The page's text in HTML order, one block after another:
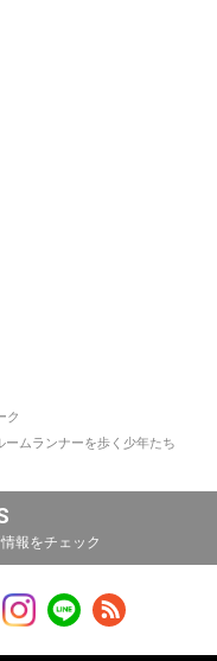
ク
ームランナーを歩く少年たち
報をチェック